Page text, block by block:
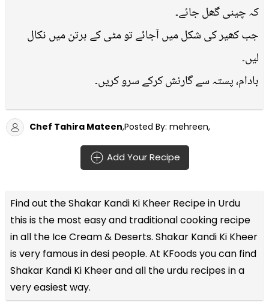
کہ چینی گھل جائے۔
جب کھیر کی شکل میں آجائے تو مٹی کے برتن میں نکال
لیں۔
بادام، پستہ سے گارنش کرکے سرو کریں۔
Chef Tahira Mateen,Posted By: mehreen,
Add Your Recipe
Find out theShakar Kandi Ki Kheer Recipe in Urdu
this is the most easy and traditional cooking recipe
in all the Ice Cream & Deserts. Shakar Kandi Ki Kheer
is very famous in desi people. At KFoods you can find
Shakar Kandi Ki Kheer and all theurdu recipesin a
very easiest way.